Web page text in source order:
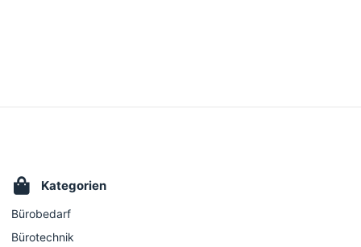
Kategorien
Bürobedarf
Bürotechnik